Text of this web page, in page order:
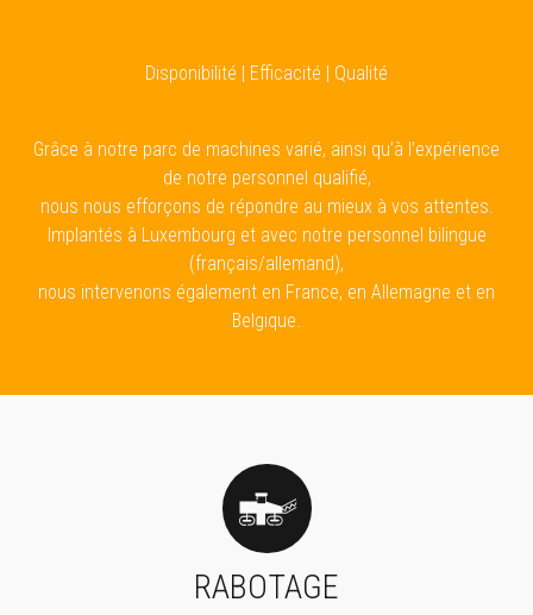
Disponibilité | Efficacité | Qualité
Grâce à notre parc de machines varié, ainsi qu’à l’expérience
de notre personnel qualifié,
nous nous efforçons de répondre au mieux à vos attentes.
Implantés à Luxembourg et avec notre personnel bilingue
(français/allemand),
nous intervenons également en France, en Allemagne et en
Belgique.
RABOTAGE